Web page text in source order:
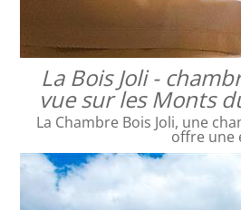
La Bois Joli -
vue sur les Monts
La Chambre Bois Joli, une
offre une